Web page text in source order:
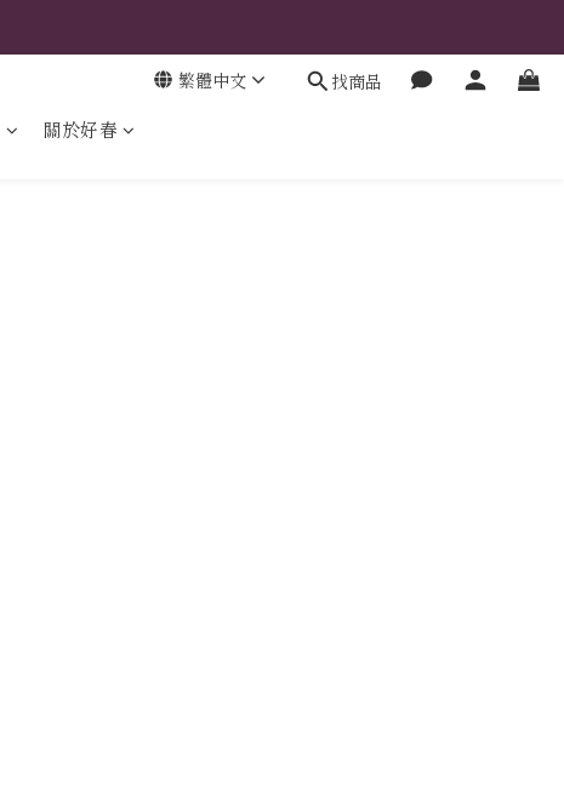
繁體中文 找商品
關於好春